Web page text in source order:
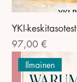
YKI-
Preis
97,00 €
Ilmainen